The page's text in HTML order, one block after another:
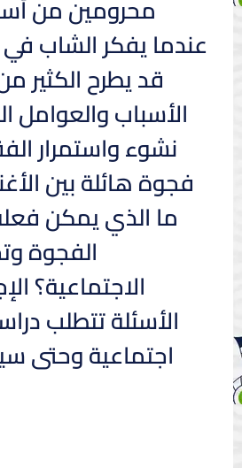
محرومين من
عندما يفكر الشاب
قد يطرح الكثير
الأسباب
نشوء واستمرار
فجوة هائلة بين
ما الذي يمكن
الفجوة
الاجتماعية؟
الأسئلة تتطلب
اجتماعية وحتى